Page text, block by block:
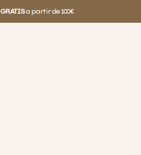
GRATISa partir de 100€